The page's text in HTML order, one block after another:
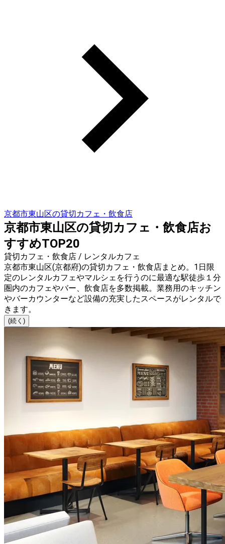
京都市東山区の貸切カフェ・飲食店
京都市東山区の貸切カフェ・飲食店お
すすめTOP20
貸切カフェ・飲食店 / レンタルカフェ
京都市東山区(京都府)の貸切カフェ・飲食店まとめ。1日限
定のレンタルカフェやマルシェを行うのに最適な駅徒歩１分
圏内のカフェやバー、飲食店を多数掲載。業務用のキッチン
やバーカウンターなど設備の充実したスペースがレンタルで
きます。
(続く)